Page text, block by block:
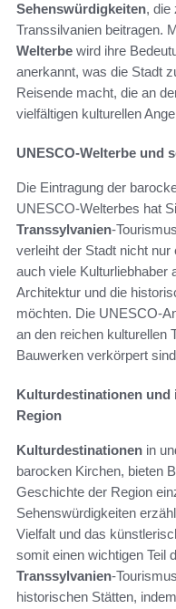
Sehenswürdigkeiten, die
Transsilvanien beitragen.
Welterbe wird ihre
anerkannt, was die Stadt
Reisende macht, die an
vielfältigen kulturellen
UNESCO-Welterbe und
Die Eintragung der
UNESCO-Welterbes hat
Transsylvanien-
verleiht der Stadt nicht
auch viele Kulturliebhaber
Architektur und die
möchten. Die UNESCO-
an den reichen kulturellen
Bauwerken verkörpert
Kulturdestinationen
Region
Kulturdestinationen in
barocken Kirchen, bieten
Geschichte der Region
Sehenswürdigkeiten
Vielfalt und das
somit einen wichtigen Teil
Transsylvanien-
historischen Stätten,